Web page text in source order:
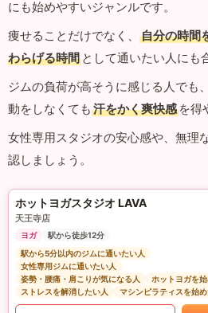
にも始めやすいジャンルです。
痩せることだけでなく、
自分の時間
わらげる時間 として通いたい人にも
ジムの負荷が高そうに感じる人でも
動をしなくても 汗をかく爽快感 を得
女性専用スタジオの安心感や、無理
認しましょう。
ホットヨガスタジオ LAVA
天王寺店
ヨガ
駅から徒歩12分
駅から5分以内のジムに通いたい人
女性専用ジムに通いたい人
姿勢・腰痛・肩こりが気になる人
ホットヨガを
ストレスを解消したい人
マシンピラティスを始